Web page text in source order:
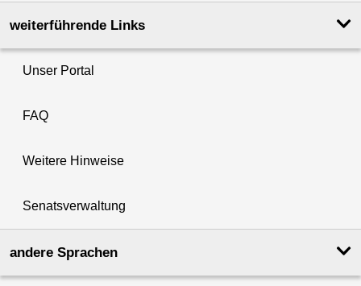
weiterführende Links
Unser Portal
FAQ
Weitere Hinweise
Senatsverwaltung
andere Sprachen